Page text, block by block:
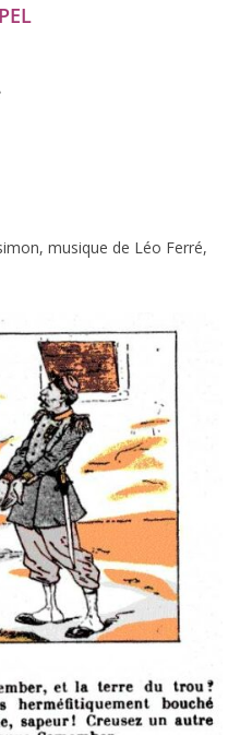
musique de Léo Ferré,